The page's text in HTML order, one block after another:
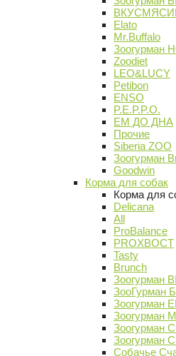
Elato
Mr.Buffalo
Зоогурман
Zoodiet
LEO&LUCY
Petibon
ENSO
P.E.P.P.O.
ЕМ ДО ДНА
Прочие
Siberia ZOO
Зоогурман
Goodwin
Корма для собак
Корма для
Delicana
All
ProBalance
PROХВОСТ
Tasty
Brunch
Зоогурман
Зоогурман
Зоогурман
Зоогурман
Собачье